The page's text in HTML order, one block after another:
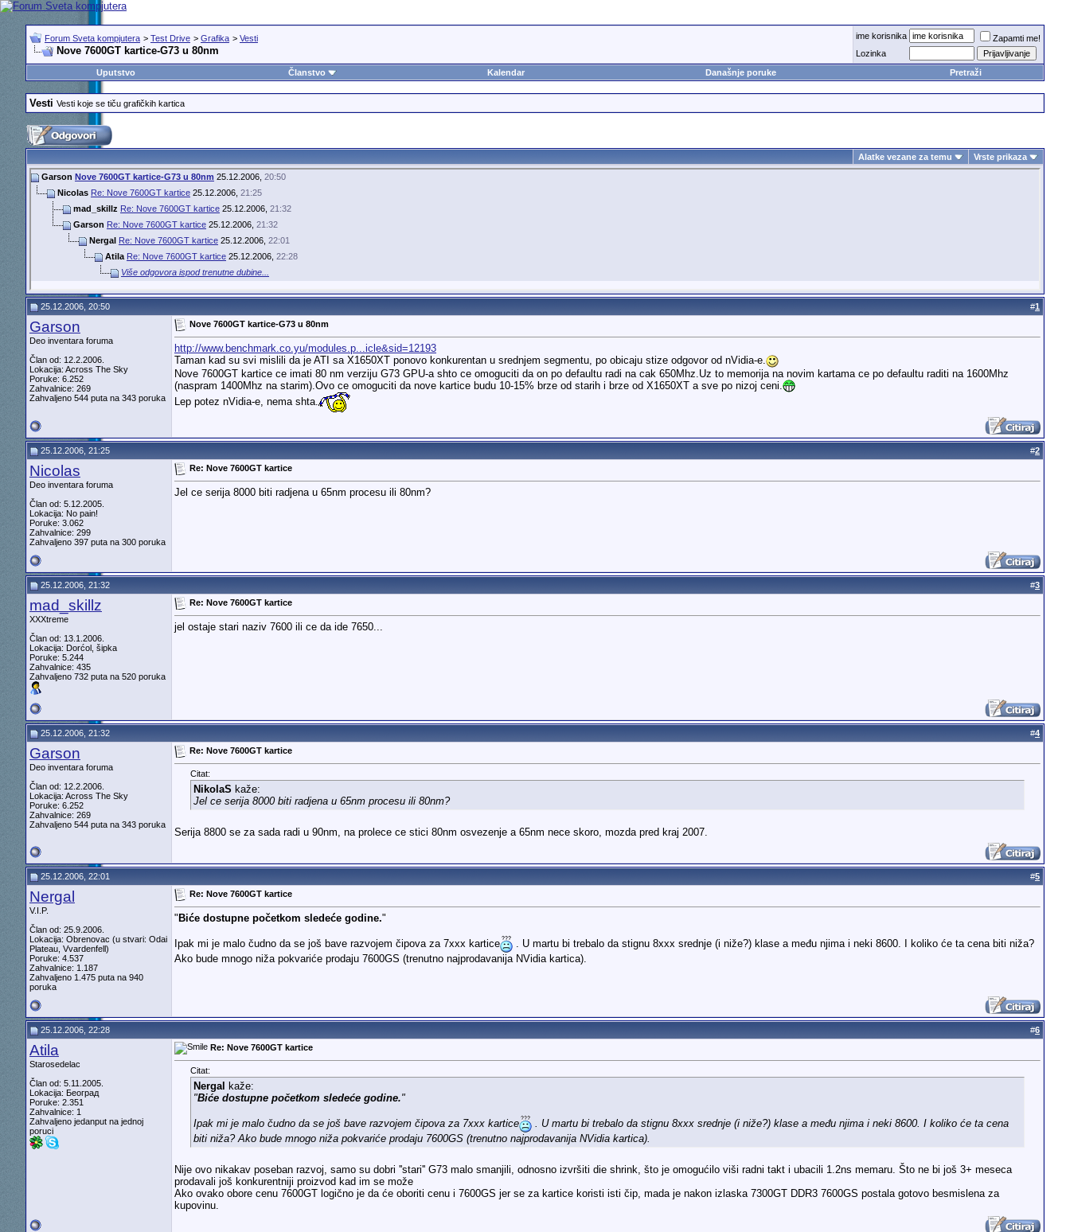
Forum Sveta kompjutera > Test Drive > Grafika > Vesti
Nove 7600GT kartice-G73 u 80nm
ime korisnika
Zapamti me!
Lozinka
Uputstvo
Članstvo Kalendar Današnje poruke Pretraži
Vesti Vesti koje se tiču grafičkih kartica
Alatke vezane za temu Vrste prikaza
Garson Nove 7600GT kartice-G73 u 80nm 25.12.2006, 20:50
Nicolas Re: Nove 7600GT kartice25.12.2006, 21:25
mad_skillz Re: Nove 7600GT kartice25.12.2006, 21:32
Garson Re: Nove 7600GT kartice25.12.2006, 21:32
Nergal Re: Nove 7600GT kartice25.12.2006, 22:01
Atila Re: Nove 7600GT kartice25.12.2006, 22:28
Više odgovora ispod trenutne dubine...
25.12.2006, 20:50 #1
Garson
Deo inventara foruma
Član od: 12.2.2006.
Lokacija: Across The Sky
Poruke: 6.252
Zahvalnice: 269
Zahvaljeno 544 puta na 343 poruka
Nove 7600GT kartice-G73 u 80nm
http://www.benchmark.co.yu/modules.p...icle&sid=12193
Taman kad su svi mislili da je ATI sa X1650XT ponovo konkurentan u srednjem segmentu, po obicaju stize odgovor od nVidia-e.
Nove 7600GT kartice ce imati 80 nm verziju G73 GPU-a shto ce omoguciti da on po defaultu radi na cak 650Mhz.Uz to memorija na novim kartama ce po defaultu raditi na 1600Mhz
(naspram 1400Mhz na starim).Ovo ce omoguciti da nove kartice budu 10-15% brze od starih i brze od X1650XT a sve po nizoj ceni.
Lep potez nVidia-e, nema shta.
25.12.2006, 21:25 #2
Nicolas
Deo inventara foruma
Član od: 5.12.2005.
Lokacija: No pain!
Poruke: 3.062
Zahvalnice: 299
Zahvaljeno 397 puta na 300 poruka
Re: Nove 7600GT kartice
Jel ce serija 8000 biti radjena u 65nm procesu ili 80nm?
25.12.2006, 21:32 #3
mad_skillz
XXXtreme
Član od: 13.1.2006.
Lokacija: Dorćol, šipka
Poruke: 5.244
Zahvalnice: 435
Zahvaljeno 732 puta na 520 poruka
Re: Nove 7600GT kartice
jel ostaje stari naziv 7600 ili ce da ide 7650...
25.12.2006, 21:32 #4
Garson
Deo inventara foruma
Član od: 12.2.2006.
Lokacija: Across The Sky
Poruke: 6.252
Zahvalnice: 269
Zahvaljeno 544 puta na 343 poruka
Re: Nove 7600GT kartice
Citat:
NikolaS kaže:
Jel ce serija 8000 biti radjena u 65nm procesu ili 80nm?
Serija 8800 se za sada radi u 90nm, na prolece ce stici 80nm osvezenje a 65nm nece skoro, mozda pred kraj 2007.
25.12.2006, 22:01 #5
Nergal
V.I.P.
Član od: 25.9.2006.
Lokacija: Obrenovac (u stvari: Odai
Plateau, Vvardenfell)
Poruke: 4.537
Zahvalnice: 1.187
Zahvaljeno 1.475 puta na 940
poruka
Re: Nove 7600GT kartice
" Biće dostupne početkom sledeće godine."
Ipak mi je malo čudno da se još bave razvojem čipova za 7xxx kartice
. U martu bi trebalo da stignu 8xxx srednje (i niže?) klase a među njima i neki 8600. I koliko će ta cena biti niža?
Ako bude mnogo niža pokvariće prodaju 7600GS (trenutno najprodavanija NVidia kartica).
25.12.2006, 22:28 #6
Atila
Starosedelac
Član od: 5.11.2005.
Lokacija: Београд
Poruke: 2.351
Zahvalnice: 1
Zahvaljeno jedanput na jednoj
poruci
Re: Nove 7600GT kartice
Citat:
Nergal kaže:
"Biće dostupne početkom sledeće godine."
Ipak mi je malo čudno da se još bave razvojem čipova za 7xxx kartice
. U martu bi trebalo da stignu 8xxx srednje (i niže?) klase a među njima i neki 8600. I koliko će ta cena
biti niža? Ako bude mnogo niža pokvariće prodaju 7600GS (trenutno najprodavanija NVidia kartica).
Nije ovo nikakav poseban razvoj, samo su dobri ''stari'' G73 malo smanjili, odnosno izvršiti die shrink, što je omogućilo viši radni takt i ubacili 1.2ns memaru. Što ne bi još 3+ meseca
prodavali još konkurentniji proizvod kad im se može
Ako ovako obore cenu 7600GT logično je da će oboriti cenu i 7600GS jer se za kartice koristi isti čip, mada je nakon izlaska 7300GT DDR3 7600GS postala gotovo besmislena za
kupovinu.